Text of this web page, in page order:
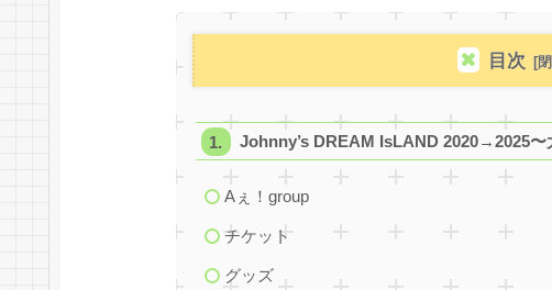
目次
Johnny’s DREAM IsLAND 2020→2025〜
Aぇ！group
チケット
グッズ